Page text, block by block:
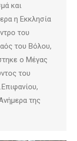
και
η Εκκλησία
του
του Βόλου,
ο Μέγας
του
της